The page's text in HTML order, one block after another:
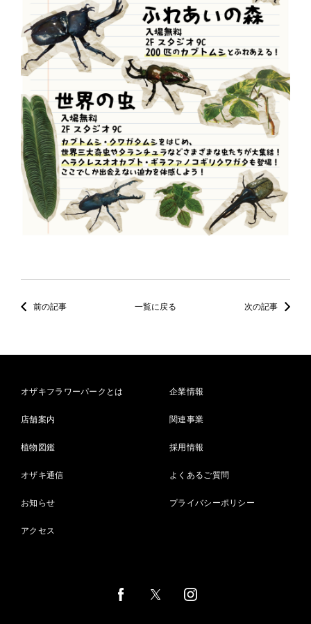
前の記事 一覧に戻る 次の記事
オザキフラワーパークとは
店舗案内
植物図鑑
オザキ通信
お知らせ
アクセス
企業情報
関連事業
採用情報
よくあるご質問
プライバシーポリシー